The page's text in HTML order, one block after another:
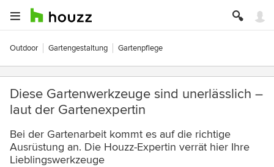
Outdoor Gartengestaltung Gartenpflege
Diese Gartenwerkzeuge sind unerlässlich –
laut der Gartenexpertin
Bei der Gartenarbeit kommt es auf die richtige
Ausrüstung an. Die Houzz-Expertin verrät hier Ihre
Lieblingswerkzeuge